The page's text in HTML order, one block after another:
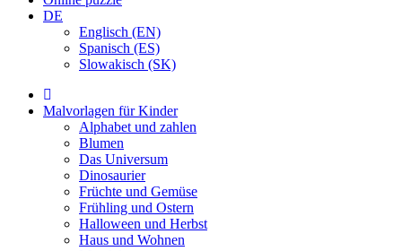
DE
Englisch (EN)
Spanisch (ES)
Slowakisch (SK)
Malvorlagen für Kinder
Alphabet und zahlen
Blumen
Das Universum
Dinosaurier
Früchte und Gemüse
Frühling und Ostern
Halloween und Herbst
Haus und Wohnen